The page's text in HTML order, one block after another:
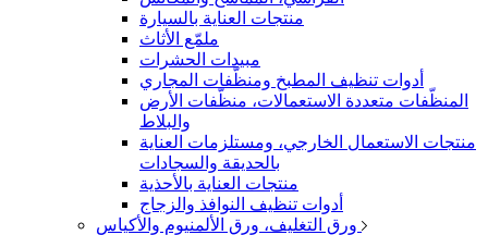
منتجات العناية بالسيارة
ملمّع الأثاث
مبيدات الحشرات
أدوات تنظيف المطبخ ومنظّفات المجاري
المنظّفات متعددة الاستعمالات، منظّفات الأرض
والبلاط
منتجات الاستعمال الخارجي، ومستلزمات العناية
بالحديقة والسجادات
منتجات العناية بالأحذية
أدوات تنظيف النوافذ والزجاج